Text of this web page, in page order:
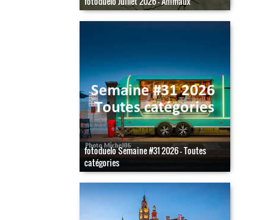
fotoduelo Semaine #31 2026 - Toutes
catégories